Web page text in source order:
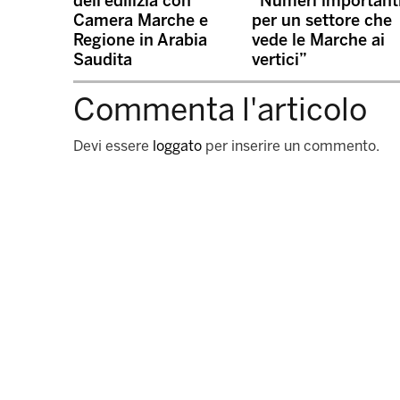
Camera Marche e
Regione in Arabia
Saudita
per un settore che
vede le Marche ai
vertici”
Commenta l'articolo
Devi essere loggato per inserire un commento.